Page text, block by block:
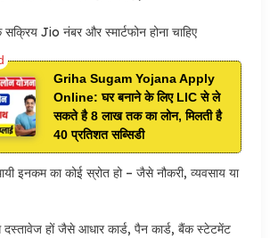
Jio नंबर और स्मार्टफोन होना चाहिए
Griha Sugam Yojana Apply
Online: घर बनाने के लिए LIC से ले
सकते है 8 लाख तक का लोन, मिलती है
40 प्रतिशत सब्सिडी
इनकम का कोई स्रोत हो – जैसे नौकरी, व्यवसाय या
हों जैसे आधार कार्ड, पैन कार्ड, बैंक स्टेटमेंट